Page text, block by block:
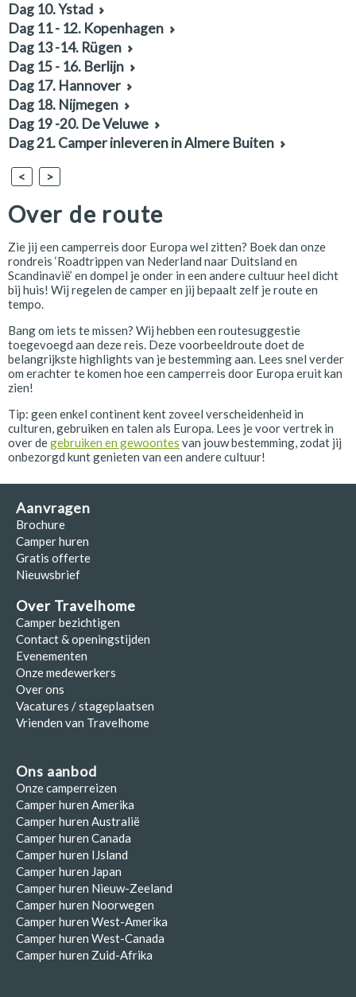
< >
Over de route
Zie jij een camperreis door Europa wel zitten? Boek dan onze
rondreis ‘Roadtrippen van Nederland naar Duitsland en
Scandinavië’ en dompel je onder in een andere cultuur heel dicht
bij huis! Wij regelen de camper en jij bepaalt zelf je route en
tempo.
Bang om iets te missen? Wij hebben een routesuggestie
toegevoegd aan deze reis. Deze voorbeeldroute doet de
belangrijkste highlights van je bestemming aan. Lees snel verder
om erachter te komen hoe een camperreis door Europa eruit kan
zien!
Tip: geen enkel continent kent zoveel verscheidenheid in
culturen, gebruiken en talen als Europa. Lees je voor vertrek in
over degebruiken en gewoontes van jouw bestemming, zodat jij
onbezorgd kunt genieten van een andere cultuur!
Dag 10. Ystad
Dag 11 - 12. Kopenhagen
Dag 13 -14. Rügen
Dag 15 - 16. Berlijn
Dag 17. Hannover
Dag 18. Nijmegen
Dag 19 -20. De Veluwe
Dag 21. Camper inleveren in Almere Buiten
Aanvragen
Brochure
Camper huren
Gratis offerte
Nieuwsbrief
Over Travelhome
Camper bezichtigen
Contact & openingstijden
Evenementen
Onze medewerkers
Over ons
Vacatures / stageplaatsen
Vrienden van Travelhome
Ons aanbod
Onze camperreizen
Camper huren Amerika
Camper huren Australië
Camper huren Canada
Camper huren IJsland
Camper huren Japan
Camper huren Nieuw-Zeeland
Camper huren Noorwegen
Camper huren West-Amerika
Camper huren West-Canada
Camper huren Zuid-Afrika